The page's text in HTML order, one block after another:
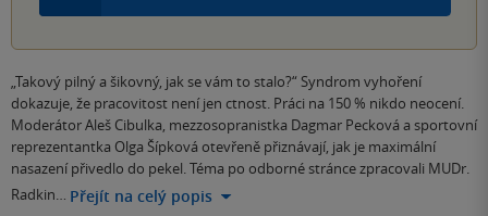
„Takový pilný a šikovný, jak se vám to stalo?“ Syndrom vyhoření
dokazuje, že pracovitost není jen ctnost. Práci na 150 % nikdo neocení.
Moderátor Aleš Cibulka, mezzosopranistka Dagmar Pecková a sportovní
reprezentantka Olga Šípková otevřeně přiznávají, jak je maximální
nasazení přivedlo do pekel. Téma po odborné stránce zpracovali MUDr.
Radkin… Přejít na celý popis